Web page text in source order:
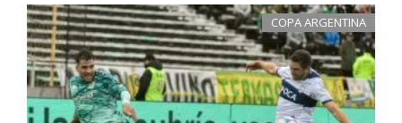
COPA ARGENTINA